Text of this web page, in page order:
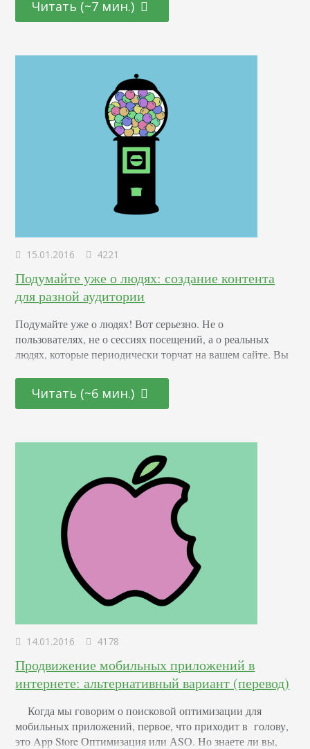
факторов. Юзабилити В идеале, успех продвижения
рекламировать сетевой проект, а от качества юзабилити.
Ведь если сайт будет эргономичным, лояльным, легким…
Читать (~7 мин.)
15.01.2016 4221
Подумайте уже о людях: создание контента
для разной аудитории
Подумайте уже о людях! Вот серьезно. Не о
пользователях, не о сессиях посещений, а о реальных
людях, которые периодически торчат на вашем сайте. Вы
момент, большинство маркетологов, похоже, не
собираются этим заниматься. Еще летом 2015 года я
только 12 % маркетологов думают…
Читать (~6 мин.)
14.01.2016 4178
Продвижение мобильных приложений в
интернете: альтернативный вариант (перевод)
Когда мы говорим о поисковой оптимизации для
мобильных приложений, первое, что приходит в голову,
это App Store Оптимизация или АSО. Но знаете ли вы,